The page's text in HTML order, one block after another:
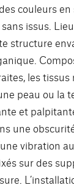
couleurs
issus.
structure
les
peau ou la
et
une
vibration
sur des